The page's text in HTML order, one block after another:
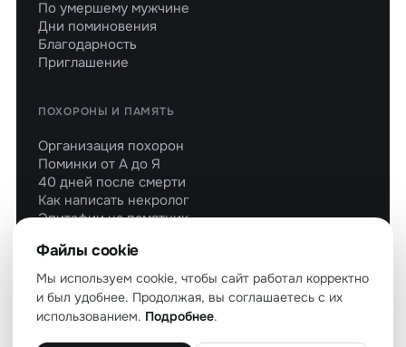
По умершему мужчине
Дни поминовения
Благодарность
Приглашение
ПОХОРОНЫ И ПАМЯТЬ
Организация похорон
Поминки от А до Я
40 дней после смерти
Как написать некролог
Эпитафии на памятник
© 2026 soboleznovaniya.ru — все права защищены
О проектеПолитика конфиденциальностиФайлы cookie
Файлы cookie
Мы используем cookie, чтобы сайт работал корректно
и был удобнее. Продолжая, вы соглашаетесь с их
использованием. Подробнее.